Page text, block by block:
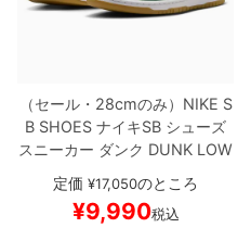
（セール・28cmのみ） NIKE S
B SHOES ナイキSB シューズ
スニーカー ダンク DUNK LOW
PRO PRM "SEATTLE SUPERS
ONICS"FZ1287-300 スケート
ボード スケボー【キャンセル/
定価 ¥17,050のところ
¥9,990税込